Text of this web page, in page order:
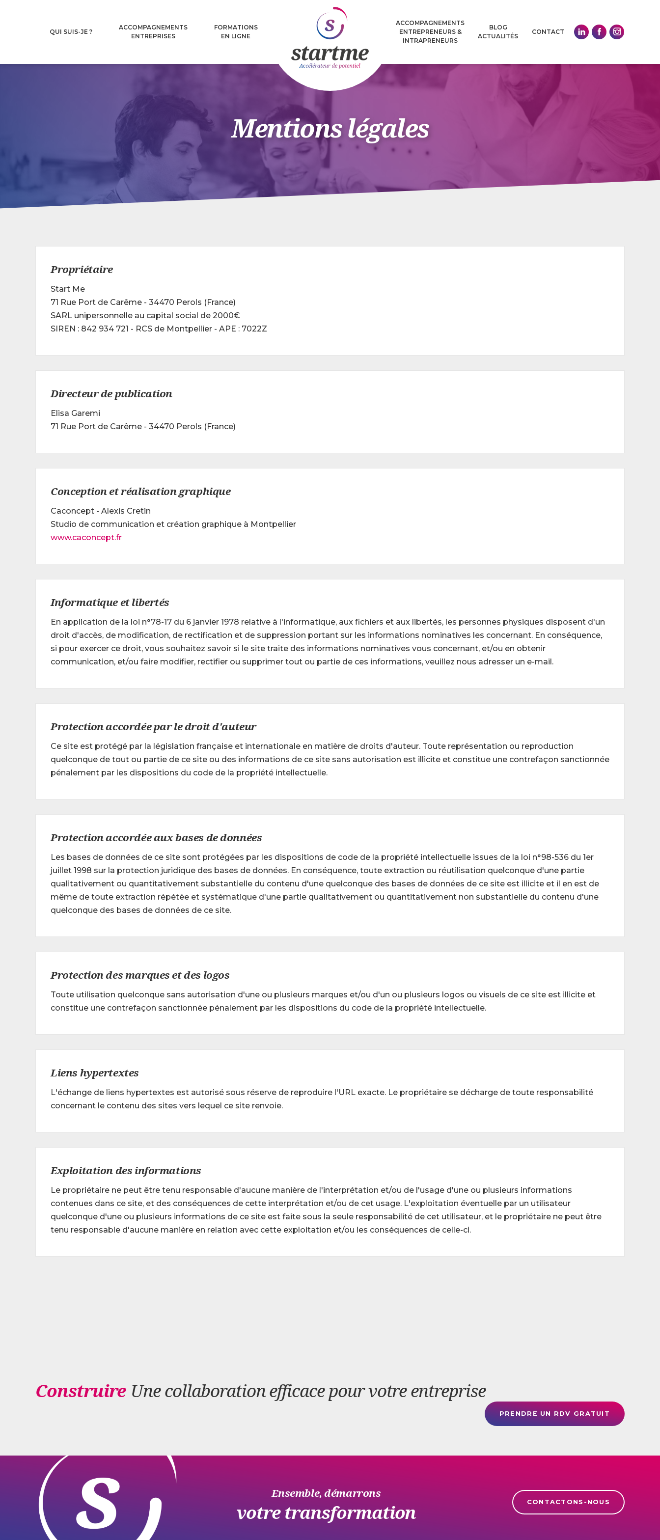
QUI SUIS-JE ?
ACCOMPAGNEMENTS
ENTREPRISES
L'expérience Leadership en
collectif
FORMATIONS
EN LIGNE
Intégrer le processus
de recrutement à vos
professionnelles
ACCOMPAGNEMENTS
ENTREPRENEURS &
INTRAPRENEURS
KIT CEO Déléguer à
Recruter sans se planter
ACTUALITÉS
CONTACT
Mentions légales
Propriétaire
Start Me
71 Rue Port de Carême - 34470 Perols (France)
SARL unipersonnelle au capital social de 2000€
SIREN : 842 934 721 - RCS de Montpellier - APE : 7022Z
Directeur de publication
Elisa Garemi
71 Rue Port de Carême - 34470 Perols (France)
Conception et réalisation graphique
Caconcept - Alexis Cretin
Studio de communication et création graphique à Montpellier
www.caconcept.fr
Informatique et libertés
En application de la loi n°78-17 du 6 janvier 1978 relative à l'informatique, aux fichiers et aux libertés, les personnes physiques disposent d'un
droit d'accès, de modification, de rectification et de suppression portant sur les informations nominatives les concernant. En conséquence,
si pour exercer ce droit, vous souhaitez savoir si le site traite des informations nominatives vous concernant, et/ou en obtenir
communication, et/ou faire modifier, rectifier ou supprimer tout ou partie de ces informations, veuillez nous adresser un e-mail.
Protection accordée par le droit d'auteur
Ce site est protégé par la législation française et internationale en matière de droits d'auteur. Toute représentation ou reproduction
quelconque de tout ou partie de ce site ou des informations de ce site sans autorisation est illicite et constitue une contrefaçon sanctionnée
pénalement par les dispositions du code de la propriété intellectuelle.
Protection accordée aux bases de données
Les bases de données de ce site sont protégées par les dispositions de code de la propriété intellectuelle issues de la loi n°98-536 du 1er
juillet 1998 sur la protection juridique des bases de données. En conséquence, toute extraction ou réutilisation quelconque d'une partie
qualitativement ou quantitativement substantielle du contenu d'une quelconque des bases de données de ce site est illicite et il en est de
même de toute extraction répétée et systématique d'une partie qualitativement ou quantitativement non substantielle du contenu d'une
quelconque des bases de données de ce site.
Protection des marques et des logos
Toute utilisation quelconque sans autorisation d'une ou plusieurs marques et/ou d'un ou plusieurs logos ou visuels de ce site est illicite et
constitue une contrefaçon sanctionnée pénalement par les dispositions du code de la propriété intellectuelle.
Liens hypertextes
L'échange de liens hypertextes est autorisé sous réserve de reproduire l'URL exacte. Le propriétaire se décharge de toute responsabilité
concernant le contenu des sites vers lequel ce site renvoie.
Exploitation des informations
Le propriétaire ne peut être tenu responsable d'aucune manière de l'interprétation et/ou de l'usage d'une ou plusieurs informations
contenues dans ce site, et des conséquences de cette interprétation et/ou de cet usage. L'exploitation éventuelle par un utilisateur
quelconque d'une ou plusieurs informations de ce site est faite sous la seule responsabilité de cet utilisateur, et le propriétaire ne peut être
tenu responsable d'aucune manière en relation avec cette exploitation et/ou les conséquences de celle-ci.
Construire Une collaboration efficace pour votre entreprise
PRENDRE UN RDV GRATUIT
Ensemble, démarrons
votre transformation CONTACTONS-NOUS